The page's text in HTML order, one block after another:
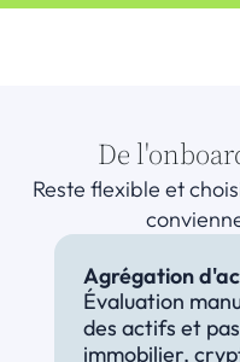
De
Reste flexible et
Agrégation
Évaluation
des actifs et
immobilier,